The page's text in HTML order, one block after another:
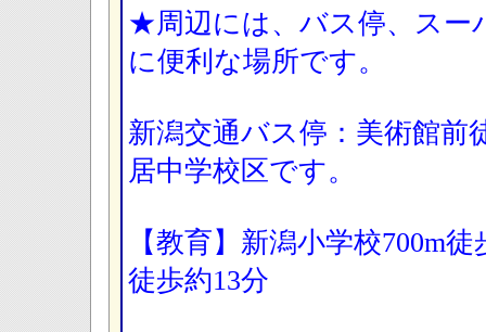
★周辺には、バス停、スー
に便利な場所です。
新潟交通バス停：美術館
居中学校区です。
【教育】新潟小学校700m
徒歩約13分